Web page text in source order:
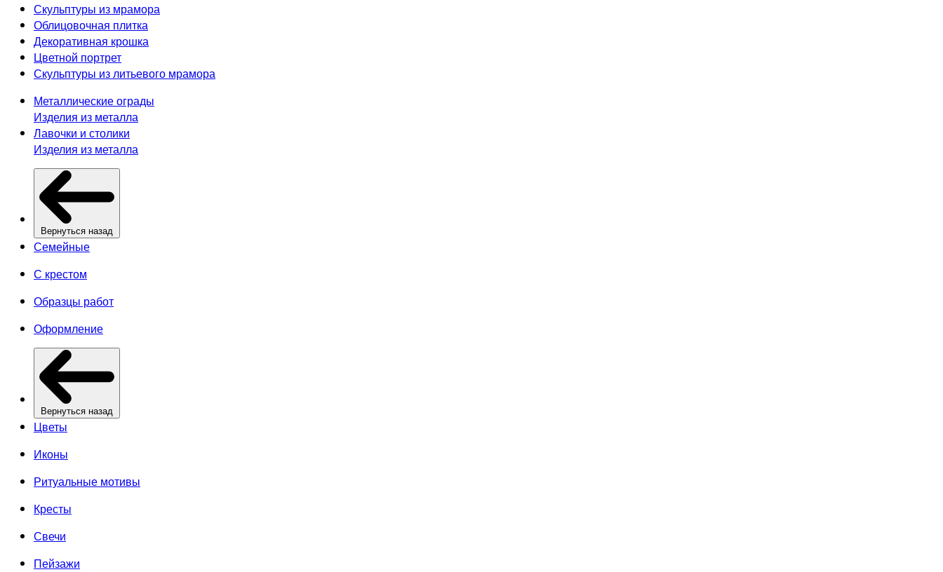
Скульптуры из мрамора
Облицовочная плитка
Декоративная крошка
Цветной портрет
Скульптуры из литьевого мрамора
Металлические ограды
Изделия из металла
Лавочки и столики
Изделия из металла
Вернуться назад
Семейные
С крестом
Образцы работ
Оформление
Вернуться назад
Цветы
Иконы
Ритуальные мотивы
Кресты
Свечи
Пейзажи